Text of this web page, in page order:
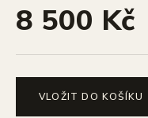
8 500 Kč
VLOŽIT DO KOŠÍKU